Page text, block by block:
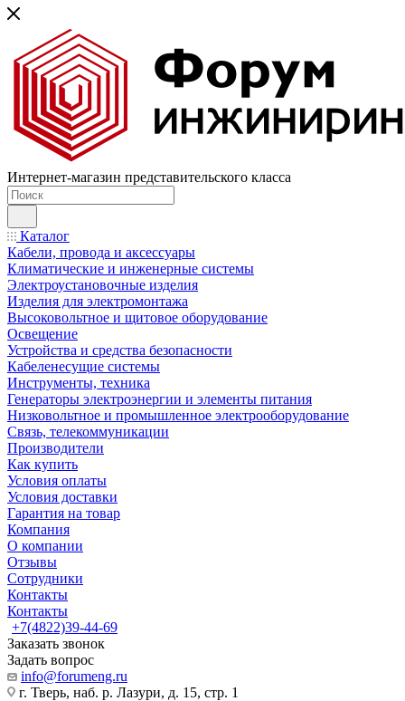
Интернет-магазин представительского класса
Каталог
Кабели, провода и аксессуары
Климатические и инженерные системы
Электроустановочные изделия
Изделия для электромонтажа
Высоковольтное и щитовое оборудование
Освещение
Устройства и средства безопасности
Кабеленесущие системы
Инструменты, техника
Генераторы электроэнергии и элементы питания
Низковольтное и промышленное электрооборудование
Связь, телекоммуникации
Производители
Как купить
Условия оплаты
Условия доставки
Гарантия на товар
Компания
О компании
Отзывы
Сотрудники
Контакты
Контакты
+7(4822)39-44-69
Заказать звонок
Задать вопрос
info@forumeng.ru
г. Тверь, наб. р. Лазури, д. 15, стр. 1